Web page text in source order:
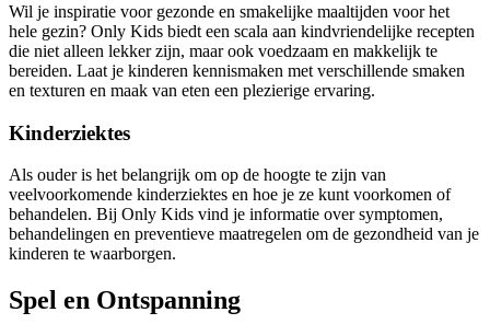
Wil je inspiratie voor gezonde en smakelijke maaltijden voor het
hele gezin? Only Kids biedt een scala aan kindvriendelijke recepten
die niet alleen lekker zijn, maar ook voedzaam en makkelijk te
bereiden. Laat je kinderen kennismaken met verschillende smaken
en texturen en maak van eten een plezierige ervaring.
Kinderziektes
Als ouder is het belangrijk om op de hoogte te zijn van
veelvoorkomende kinderziektes en hoe je ze kunt voorkomen of
behandelen. Bij Only Kids vind je informatie over symptomen,
behandelingen en preventieve maatregelen om de gezondheid van je
kinderen te waarborgen.
Spel en Ontspanning